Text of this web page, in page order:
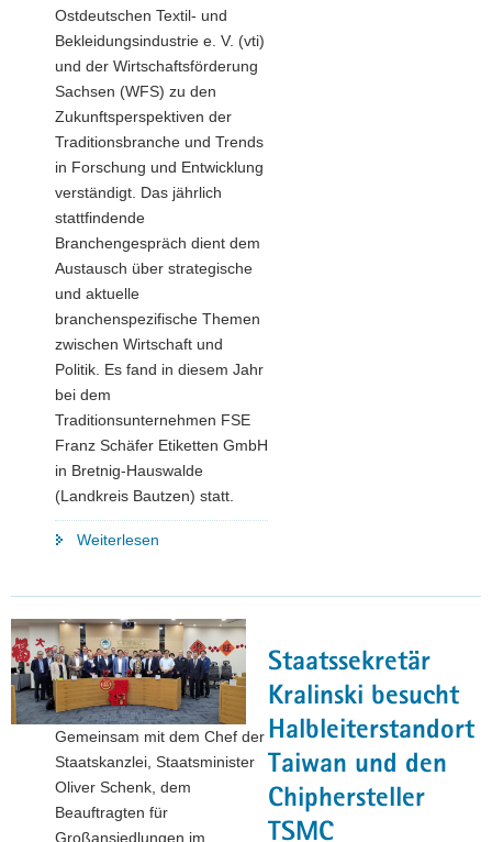
Ostdeutschen Textil- und
Bekleidungsindustrie e. V. (vti)
und der Wirtschaftsförderung
Sachsen (WFS) zu den
Zukunftsperspektiven der
Traditionsbranche und Trends
in Forschung und Entwicklung
verständigt. Das jährlich
stattfindende
Branchengespräch dient dem
Austausch über strategische
und aktuelle
branchenspezifische Themen
zwischen Wirtschaft und
Politik. Es fand in diesem Jahr
bei dem
Traditionsunternehmen FSE
Franz Schäfer Etiketten GmbH
in Bretnig-Hauswalde
(Landkreis Bautzen) statt.
Weiterlesen
zeigt
Potenziale
sächsischen
Textilbranche"
Staatssekretär
Kralinski besucht
Halbleiterstandort
Taiwan und den
Chiphersteller
TSMC
Gemeinsam mit dem Chef der
Staatskanzlei, Staatsminister
Oliver Schenk, dem
Beauftragten für
Großansiedlungen im